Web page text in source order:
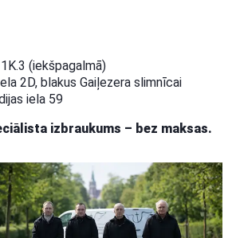
(iekšpagalmā)
2D, blakus Gaiļezera slimnīcai
iela 59
izbraukums – bez maksas.